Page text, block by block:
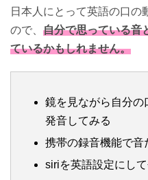
日本人にとって英語の口の
ので、 自分で思っている音
ているかもしれません。
鏡を見ながら自分の
発音してみる
携帯の録音機能で音
siriを英語設定にし